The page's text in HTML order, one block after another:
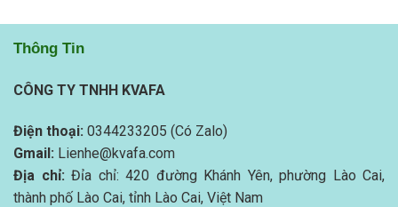
Thông Tin
CÔNG TY TNHH KVAFA
Điện thoại: 0344233205 (Có Zalo)
Gmail: Lienhe@kvafa.com
Địa chỉ: Đỉa chỉ: 420 đường Khánh Yên, phường Lào Cai,
thành phố Lào Cai, tỉnh Lào Cai, Việt Nam